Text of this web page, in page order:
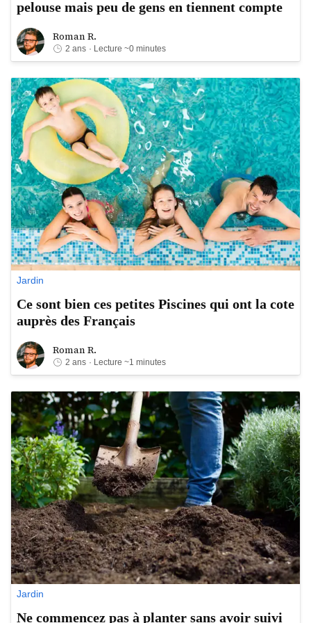
pelouse mais peu de gens en tiennent compte
Roman R.Roman R.
2 ans · Lecture ~0 minutes
Jardin
Ce sont bien ces petites Piscines qui ont la cote
auprès des Français
Roman R.Roman R.
2 ans · Lecture ~1 minutes
Jardin
Ne commencez pas à planter sans avoir suivi